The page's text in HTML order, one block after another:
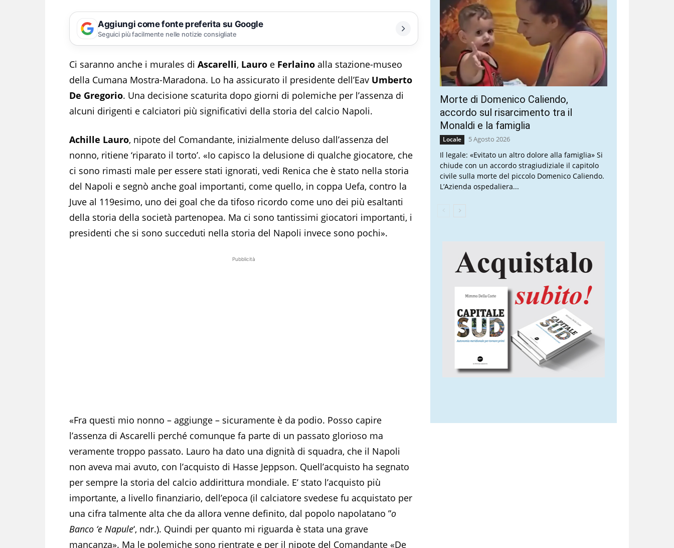
Aggiungi come fonte preferita su Google
Seguici più facilmente nelle notizie consigliate
Ci saranno anche i murales di Ascarelli, Lauro e Ferlaino alla stazione-museo
della Cumana Mostra-Maradona. Lo ha assicurato il presidente dell’Eav Umberto
De Gregorio. Una decisione scaturita dopo giorni di polemiche per l’assenza di
alcuni dirigenti e calciatori più significativi della storia del calcio Napoli.
Achille Lauro, nipote del Comandante, inizialmente deluso dall’assenza del
nonno, ritiene ‘riparato il torto’. «Io capisco la delusione di qualche giocatore, che
ci sono rimasti male per essere stati ignorati, vedi Renica che è stato nella storia
del Napoli e segnò anche goal importanti, come quello, in coppa Uefa, contro la
Juve al 119esimo, uno dei goal che da tifoso ricordo come uno dei più esaltanti
della storia della società partenopea. Ma ci sono tantissimi giocatori importanti, i
presidenti che si sono succeduti nella storia del Napoli invece sono pochi».
Pubblicità
«Fra questi mio nonno – aggiunge – sicuramente è da podio. Posso capire
l’assenza di Ascarelli perché comunque fa parte di un passato glorioso ma
veramente troppo passato. Lauro ha dato una dignità di squadra, che il Napoli
non aveva mai avuto, con l’acquisto di Hasse Jeppson. Quell’acquisto ha segnato
per sempre la storia del calcio addirittura mondiale. E’ stato l’acquisto più
importante, a livello finanziario, dell’epoca (il calciatore svedese fu acquistato per
una cifra talmente alta che da allora venne definito, dal popolo napolatano ”o
Banco ‘e Napule‘, ndr.). Quindi per quanto mi riguarda è stata una grave
mancanza». Ma le polemiche sono rientrate e per il nipote del Comandante «De
Morte di Domenico Caliendo,
accordo sul risarcimento tra il
Monaldi e la famiglia
Locale 5 Agosto 2026
Il legale: «Evitato un altro dolore alla famiglia» Si
chiude con un accordo stragiudiziale il capitolo
civile sulla morte del piccolo Domenico Caliendo.
L’Azienda ospedaliera...